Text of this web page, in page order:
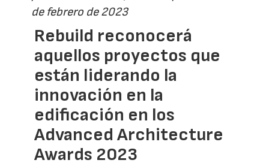
de febrero de 2023
Rebuild reconocerá
aquellos proyectos que
están liderando la
innovación en la
edificación en los
Advanced Architecture
Awards 2023